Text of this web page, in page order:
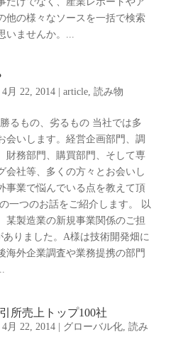
他の様々なソースを一括で検索
いませんか。...
4月 22, 2014| article, 読み物
勝るもの、劣るもの 当社では多
会いします。経営企画部門、調
財務部門、購買部門、そして専
会社等、多くの方々とお会いし
事業で悩んでいる点を教えて頂
一つのお話をご紹介します。 以
某製造業の新規事業関係のご担
りました。A様は技術開発畑に
海外企業調査や業務提携の部門
所売上トップ100社
4月 22, 2014| グローバル化, 読み